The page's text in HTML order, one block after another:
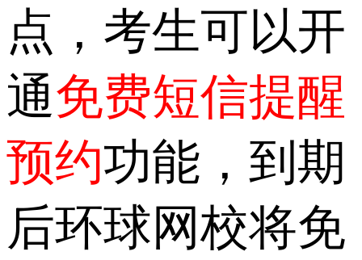
点，考生可以开
通免费短信提醒
预约功能，到期
后环球网校将免